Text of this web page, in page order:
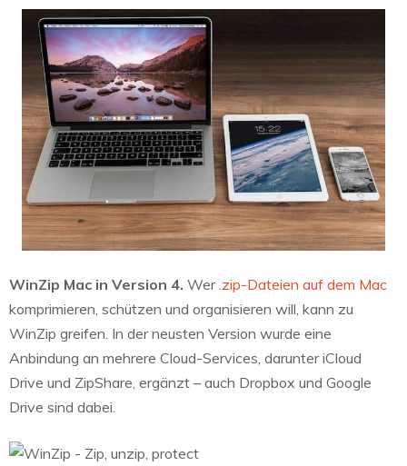
WinZip Mac in Version 4. Wer.zip-Dateien auf dem Mac
komprimieren, schützen und organisieren will, kann zu
WinZip greifen. In der neusten Version wurde eine
Anbindung an mehrere Cloud-Services, darunter iCloud
Drive und ZipShare, ergänzt – auch Dropbox und Google
Drive sind dabei.